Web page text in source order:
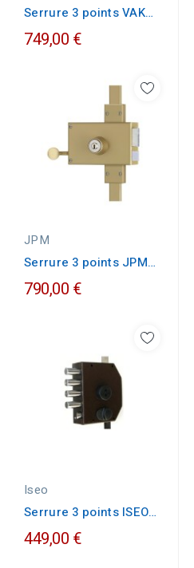
Serrure 3 points VAK
Kléops horizontale
A2P1
749,00 €
JPM
Serrure 3 points JPM
VEGA horizontale
tirage
790,00 €
Iseo
Serrure 3 points ISEO
CITY PERFECTA A2P1...
449,00 €